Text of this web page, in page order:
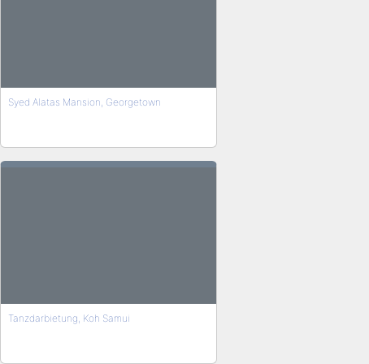
Syed Alatas Mansion, Georgetown
Tanzdarbietung, Koh Samui